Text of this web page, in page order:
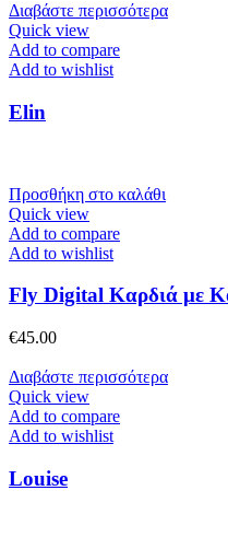
Διαβάστε περισσότερα
Quick view
Add to compare
Add to wishlist
Elin
Προσθήκη στο καλάθι
Quick view
Add to compare
Add to wishlist
Fly Digital Καρδιά με
€45.00
Διαβάστε περισσότερα
Quick view
Add to compare
Add to wishlist
Louise